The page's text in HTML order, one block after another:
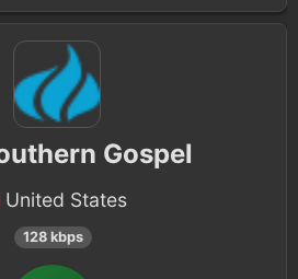
Gospel
United States
128 kbps